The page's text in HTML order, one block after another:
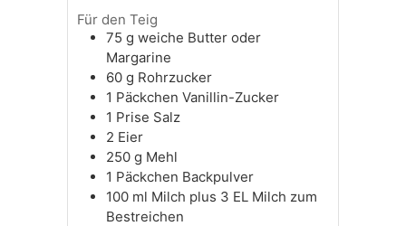
Für den Teig
75 g weiche Butter oder
Margarine
60 g Rohrzucker
1 Päckchen Vanillin-Zucker
1 Prise Salz
2 Eier
250 g Mehl
1 Päckchen Backpulver
100 ml Milch plus 3 EL Milch zum
Bestreichen